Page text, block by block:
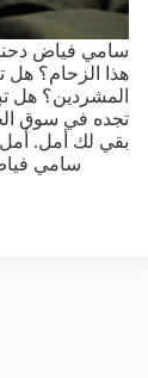
سامي فياض
هذا الزحام؟
المشردين؟ هل
تجده في سوق
بقي لك أمل.
سامي